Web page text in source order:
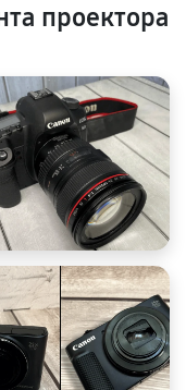
проектора